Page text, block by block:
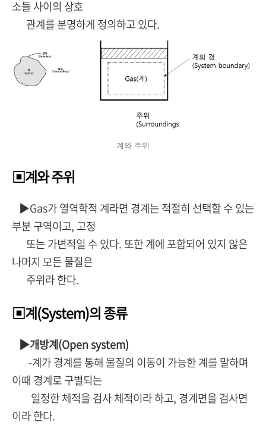
소들 사이의 상호
관계를 분명하게 정의하고 있다.
계와 주위
▣계와 주위
▶Gas가 열역학적 계라면 경계는 적절히 선택할 수 있는
부분 구역이고, 고정
또는 가변적일 수 있다. 또한 계에 포함되어 있지 않은
나머지 모든 물질은
주위라 한다.
▣계(System)의 종류
▶개방계(Open system)
-계가 경계를 통해 물질의 이동이 가능한 계를 말하며
이때 경계로 구별되는
일정한 체적을 검사 체적이라 하고, 경계면을 검사면
이라 한다.